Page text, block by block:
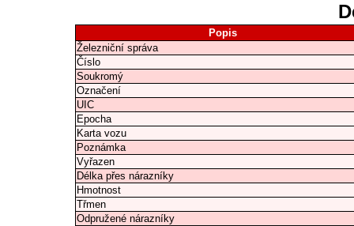
Popis
Železniční správa
Číslo
Soukromý
Označení
UIC
Epocha
Karta vozu
Poznámka
Vyřazen
Délka přes nárazníky
Hmotnost
Třmen
Odpružené nárazníky